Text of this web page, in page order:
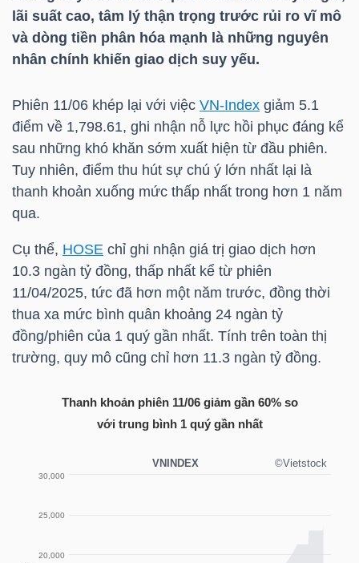
lãi suất cao, tâm lý thận trọng trước rủi ro vĩ mô
và dòng tiền phân hóa mạnh là những nguyên
nhân chính khiến giao dịch suy yếu.
Phiên 11/06 khép lại với việc VN-Index giảm 5.1
điểm về 1,798.61, ghi nhận nỗ lực hồi phục đáng kể
sau những khó khăn sớm xuất hiện từ đầu phiên.
Tuy nhiên, điểm thu hút sự chú ý lớn nhất lại là
thanh khoản xuống mức thấp nhất trong hơn 1 năm
qua.
Cụ thể, HOSE chỉ ghi nhận giá trị giao dịch hơn
10.3 ngàn tỷ đồng, thấp nhất kể từ phiên
11/04/2025, tức đã hơn một năm trước, đồng thời
thua xa mức bình quân khoảng 24 ngàn tỷ
đồng/phiên của 1 quý gần nhất. Tính trên toàn thị
trường, quy mô cũng chỉ hơn 11.3 ngàn tỷ đồng.
Thanh khoản phiên 11/06 giảm gần 60% so
với trung bình 1 quý gần nhất
TÀI
CHÍNH
HÀNG
HÓA
THẾ